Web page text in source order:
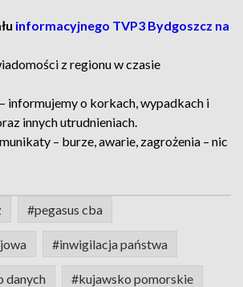
informacyjnego TVP3 Bydgoszcz na
z regionu w czasie
o korkach, wypadkach i
innych utrudnieniach.
– burze, awarie, zagrożenia – nic
#pegasus cba
#inwigilacja państwa
danych #kujawsko pomorskie